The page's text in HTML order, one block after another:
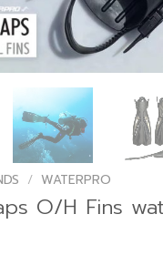
/ WATERPRO
O/H Fins